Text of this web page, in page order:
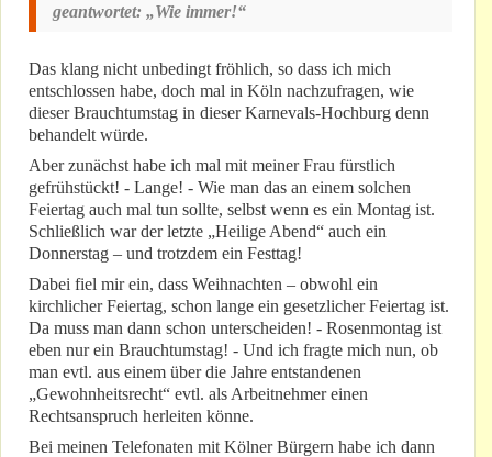
geantwortet: „Wie immer!“
Das klang nicht unbedingt fröhlich, so dass ich mich
entschlossen habe, doch mal in Köln nachzufragen, wie
dieser Brauchtumstag in dieser Karnevals-Hochburg denn
behandelt würde.
Aber zunächst habe ich mal mit meiner Frau fürstlich
gefrühstückt! - Lange! - Wie man das an einem solchen
Feiertag auch mal tun sollte, selbst wenn es ein Montag ist.
Schließlich war der letzte „Heilige Abend“ auch ein
Donnerstag – und trotzdem ein Festtag!
Dabei fiel mir ein, dass Weihnachten – obwohl ein
kirchlicher Feiertag, schon lange ein gesetzlicher Feiertag ist.
Da muss man dann schon unterscheiden! - Rosenmontag ist
eben nur ein Brauchtumstag! - Und ich fragte mich nun, ob
man evtl. aus einem über die Jahre entstandenen
„Gewohnheitsrecht“ evtl. als Arbeitnehmer einen
Rechtsanspruch herleiten könne.
Bei meinen Telefonaten mit Kölner Bürgern habe ich dann